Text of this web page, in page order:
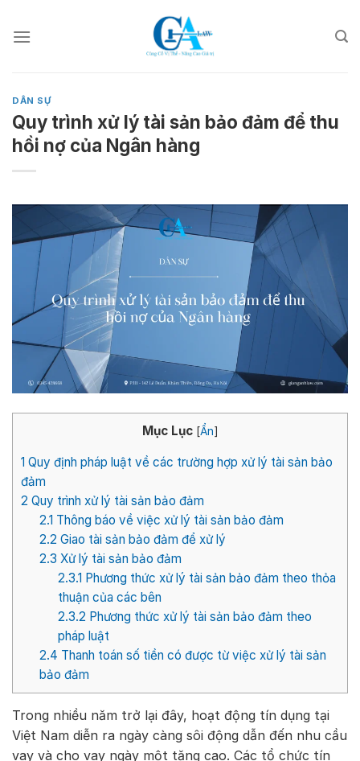
DÂN SỰ
Quy trình xử lý tài sản bảo đảm để thu
hồi nợ của Ngân hàng
Mục Lục [Ẩn]
1 Quy định pháp luật về các trường hợp xử lý tài sản bảo
đảm
2 Quy trình xử lý tài sản bảo đảm
2.1 Thông báo về việc xử lý tài sản bảo đảm
2.2 Giao tài sản bảo đảm để xử lý
2.3 Xử lý tài sản bảo đảm
2.3.1 Phương thức xử lý tài sản bảo đảm theo thỏa
thuận của các bên
2.3.2 Phương thức xử lý tài sản bảo đảm theo
pháp luật
2.4 Thanh toán số tiền có được từ việc xử lý tài sản
bảo đảm
Trong nhiều năm trở lại đây, hoạt động tín dụng tại
Việt Nam diễn ra ngày càng sôi động dẫn đến nhu cầu
vay và cho vay ngày một tăng cao. Các tổ chức tín